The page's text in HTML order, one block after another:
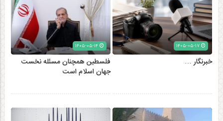
۱۴۰۵-۰۵-۱۷
خبرنگار …
فلسطین همچنان مسئله نخست
جهان اسلام است